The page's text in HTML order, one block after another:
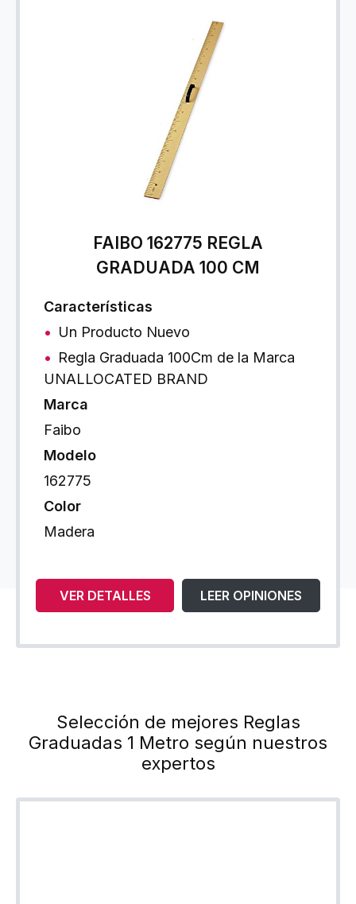
FAIBO 162775 REGLA
GRADUADA 100 CM
Características
Un Producto Nuevo
Regla Graduada 100Cm de la Marca
UNALLOCATED BRAND
Marca
Faibo
Modelo
162775
Color
Madera
VER DETALLES LEER OPINIONES
Selección de mejores Reglas
Graduadas 1 Metro según nuestros
expertos